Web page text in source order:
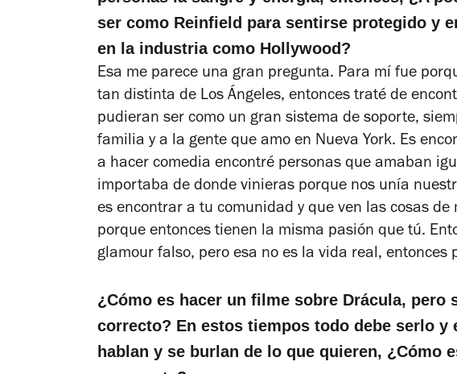
ser como Reinfield para sentirse protegido y
en la industria como Hollywood?
Esa me parece una gran pregunta. Para mí fue
tan distinta de Los Ángeles, entonces traté de
pudieran ser como un gran sistema de soporte,
familia y a la gente que amo en Nueva York. Es
a hacer comedia encontré personas que amaban
importaba de donde vinieras porque nos unía
es encontrar a tu comunidad y que ven las cosas de
porque entonces tienen la misma pasión que tú.
glamour falso, pero esa no es la vida real, entonces
¿Cómo es hacer un filme sobre Drácula, pero
correcto? En estos tiempos todo debe serlo y
hablan y se burlan de lo que quieren, ¿Cómo